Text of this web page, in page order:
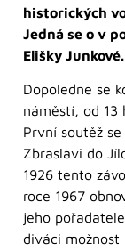
historických
Jedná se o v
Elišky Junkové.
Dopoledne se
náměstí, od 13
První soutěž
Zbraslavi do
1926 tento
roce 1967
jeho
diváci